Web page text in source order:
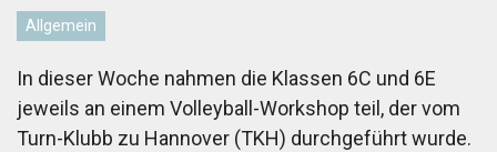
Allgemein
In dieser Woche nahmen die Klassen 6C und 6E
jeweils an einem Volleyball-Workshop teil, der vom
Turn-Klubb zu Hannover (TKH) durchgeführt wurde.